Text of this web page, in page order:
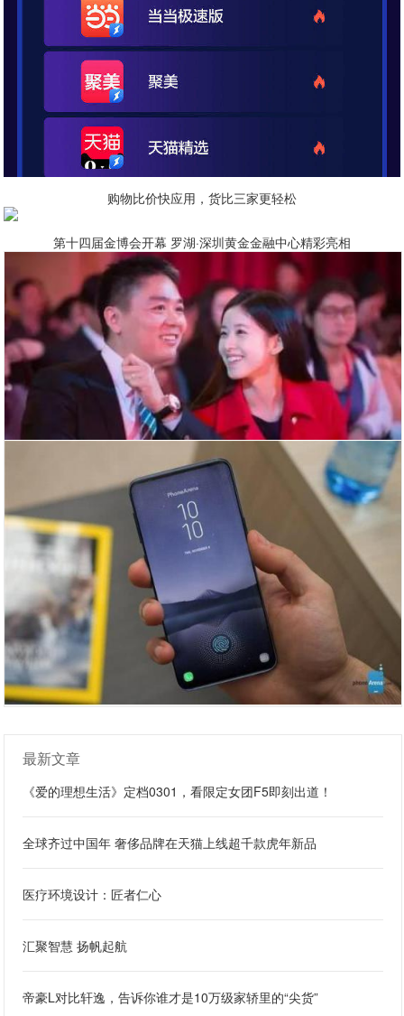
购物比价快应用，货比三家更轻松
第十四届金博会开幕 罗湖·深圳黄金金融中心精彩亮相
最新文章
《爱的理想生活》定档0301，看限定女团F5即刻出道！
全球齐过中国年 奢侈品牌在天猫上线超千款虎年新品
医疗环境设计：匠者仁心
汇聚智慧 扬帆起航
帝豪L对比轩逸，告诉你谁才是10万级家轿里的“尖货”